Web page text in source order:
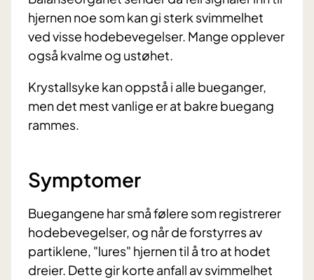
hjernen noe som kan gi sterk svimmelhet
ved visse hodebevegelser. Mange opplever
også kvalme og ustøhet.
Krystallsyke kan oppstå i alle bueganger,
men det mest vanlige er at bakre buegang
rammes.
Symptomer
Buegangene har små følere som registrerer
hodebevegelser, og når de forstyrres av
partiklene, "lures" hjernen til å tro at hodet
dreier. Dette gir korte anfall av svimmelhet